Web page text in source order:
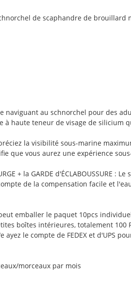
de scaphandre de brouillard
naviguant au schnorchel pour des
à haute teneur de visage de
la visibilité sous-marine
que vous aurez une expérience
+ la GARDE
de la compensation facile et
emballer le paquet 10pcs
boîtes intérieures, totalement 100
ayez le compte de FEDEX et d'UPS
morceaux par mois